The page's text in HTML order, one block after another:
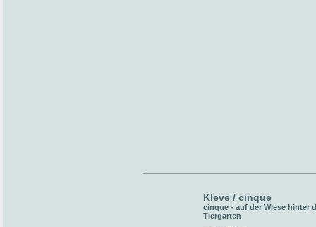
Kleve / cinque
cinque - auf der Wiese hinter
Tiergarten